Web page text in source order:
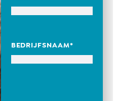
BEDRIJFSNAAM*